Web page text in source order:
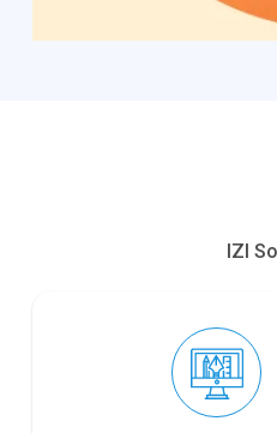
IZI